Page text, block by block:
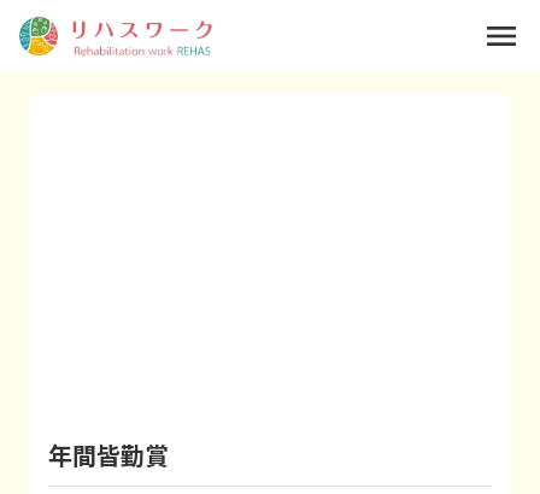
年間皆勤賞
menu